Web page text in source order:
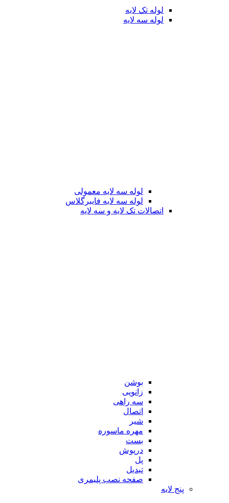
لوله تک لایه
لوله سه لایه
لوله سه لایه معمولی
لوله سه لایه فایبرگلاس
اتصالات تک لایه و سه لایه
بوشن
زانویی
سه راهی
اتصال
شیر
مهره ماسوره
بست
درپوش
پل
تبدیل
صفحه نصب پلیمری
پنج لایه